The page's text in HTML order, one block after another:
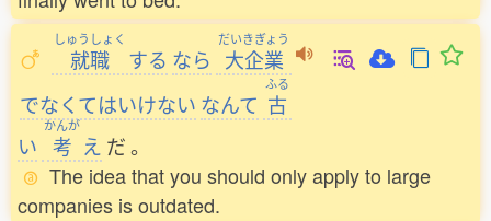
しゅうしょく
就職 する なら
だいきぎょう
大企業
でなくてはいけない なんて
ふる
古
い
かんが
考 え だ。
The idea that you should only apply to large
companies is outdated.